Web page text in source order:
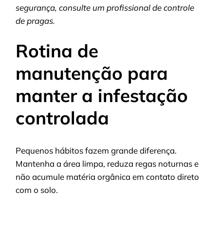
segurança, consulte um profissional de controle
de pragas.
Rotina de
manutenção para
manter a infestação
controlada
Pequenos hábitos fazem grande diferença.
Mantenha a área limpa, reduza regas noturnas e
não acumule matéria orgânica em contato direto
com o solo.